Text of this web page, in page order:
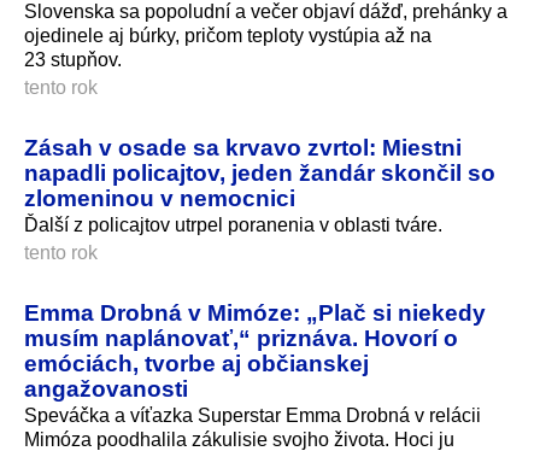
Slovenska sa popoludní a večer objaví dážď, prehánky a
ojedinele aj búrky, pričom teploty vystúpia až na
23 stupňov.
tento rok
Zásah v osade sa krvavo zvrtol: Miestni
napadli policajtov, jeden žandár skončil so
zlomeninou v nemocnici
Ďalší z policajtov utrpel poranenia v oblasti tváre.
tento rok
Emma Drobná v Mimóze: „Plač si niekedy
musím naplánovať,“ priznáva. Hovorí o
emóciách, tvorbe aj občianskej
angažovanosti
Speváčka a víťazka Superstar Emma Drobná v relácii
Mimóza poodhalila zákulisie svojho života. Hoci ju